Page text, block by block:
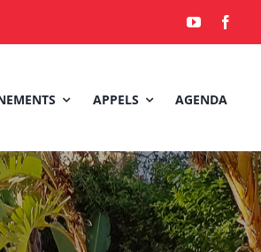
APPELS AGENDA